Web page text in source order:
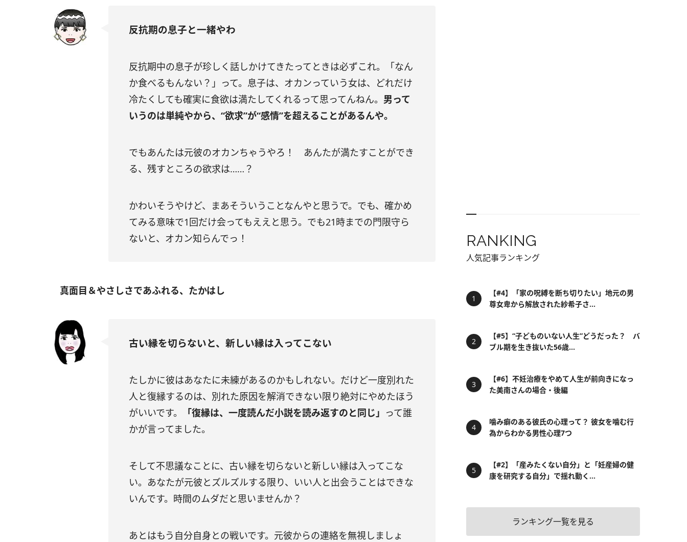
反抗期の息子と一緒やわ
反抗期中の息子が珍しく話しかけてきたってときは必ずこれ。「なん
か食べるもんない？」って。息子は、オカンっていう女は、どれだけ
冷たくしても確実に食欲は満たしてくれるって思ってんねん。 男って
いうのは単純やから、“欲求”が“感情”を超えることがあるんや。
でもあんたは元彼のオカンちゃうやろ！ あんたが満たすことができ
る、残すところの欲求は……？
かわいそうやけど、まあそういうことなんやと思うで。でも、確かめ
てみる意味で1回だけ会ってもええと思う。でも21時までの門限守ら
ないと、オカン知らんでっ！
真面目＆やさしさであふれる、たかはし
古い縁を切らないと、新しい縁は入ってこない
たしかに彼はあなたに未練があるのかもしれない。だけど一度別れた
人と復縁するのは、別れた原因を解消できない限り絶対にやめたほう
がいいです。
「復縁は、一度読んだ小説を読み返すのと同じ」 って誰
かが言ってました。
そして不思議なことに、古い縁を切らないと新しい縁は入ってこな
い。あなたが元彼とズルズルする限り、いい人と出会うことはできな
いんです。時間のムダだと思いませんか？
あとはもう自分自身との戦いです。元彼からの連絡を無視しましょ
RANKING
人気記事ランキング
【#4】「家の呪縛を断ち切りたい」地元の男
尊女卑から解放された紗希子さ...
【#5】“子どものいない人生”どうだった？ バ
ブル期を生き抜いた56歳...
【#6】不妊治療をやめて人生が前向きになっ
た美南さんの場合・後編
噛み癖のある彼氏の心理って？ 彼女を噛む行
為からわかる男性心理7つ
【#2】「産みたくない自分」と「妊産婦の健
康を研究する自分」で揺れ動く...
ランキング一覧を見る